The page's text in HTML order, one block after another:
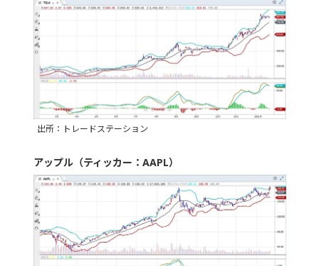
出所：トレードステーション
アップル（ティッカー：AAPL）